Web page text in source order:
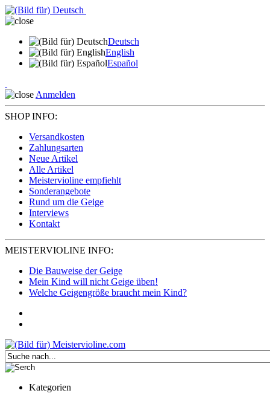
Deutsch
English
Español
Anmelden
SHOP INFO:
Versandkosten
Zahlungsarten
Neue Artikel
Alle Artikel
Meistervioline empfiehlt
Sonderangebote
Rund um die Geige
Interviews
Kontakt
MEISTERVIOLINE INFO:
Die Bauweise der Geige
Mein Kind will nicht Geige üben!
Welche Geigengröße braucht mein Kind?
Kategorien